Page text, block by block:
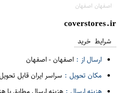
اصفهان اصفهان
coverstores.ir
شرایط خرید
ارسال از : اصفهان-اصفهان
مکان تحویل : سراسر ایران قابل